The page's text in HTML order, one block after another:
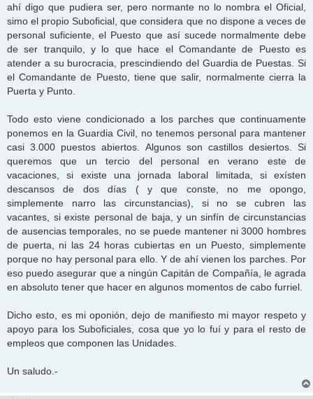
ahí digo que pudiera ser, pero normante no lo nombra el Oficial,
simo el propio Suboficial, que considera que no dispone a veces de
personal suficiente, el Puesto que así sucede normalmente debe
de ser tranquilo, y lo que hace el Comandante de Puesto es
atender a su burocracia, prescindiendo del Guardia de Puestas. Si
el Comandante de Puesto, tiene que salir, normalmente cierra la
Puerta y Punto.
Todo esto viene condicionado a los parches que continuamente
ponemos en la Guardia Civil, no tenemos personal para mantener
casi 3.000 puestos abiertos. Algunos son castillos desiertos. Si
queremos que un tercio del personal en verano este de
vacaciones, si existe una jornada laboral limitada, si exísten
descansos de dos días ( y que conste, no me opongo,
simplemente narro las circunstancias), si no se cubren las
vacantes, si existe personal de baja, y un sinfín de circunstancias
de ausencias temporales, no se puede mantener ni 3000 hombres
de puerta, ni las 24 horas cubiertas en un Puesto, simplemente
porque no hay personal para ello. Y de ahí vienen los parches. Por
eso puedo asegurar que a ningún Capitán de Compañía, le agrada
en absoluto tener que hacer en algunos momentos de cabo furriel.
Dicho esto, es mi oponión, dejo de manifiesto mi mayor respeto y
apoyo para los Suboficiales, cosa que yo lo fuí y para el resto de
empleos que componen las Unidades.
Un saludo.-